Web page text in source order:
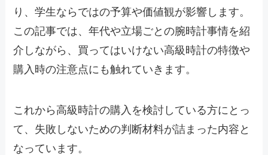
り、学生ならではの予算や価値観が影響します。
この記事では、年代や立場ごとの腕時計事情を紹
介しながら、買ってはいけない高級時計の特徴や
購入時の注意点にも触れていきます。
これから高級時計の購入を検討している方にとっ
て、失敗しないための判断材料が詰まった内容と
なっています。